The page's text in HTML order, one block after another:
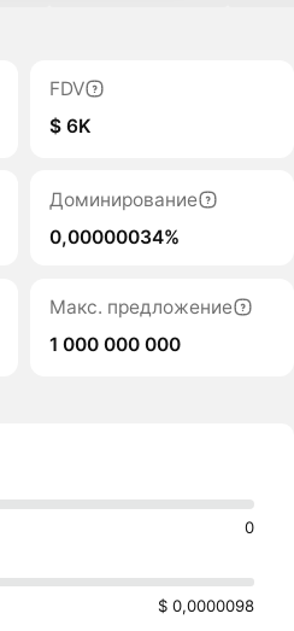
FDV
$ 6K
Доминирование
0,00000034%
Макс. предложение
1 000 000 000
0
$ 0,0000098